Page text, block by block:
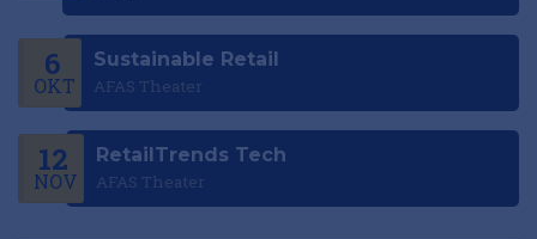
6
OKT
Sustainable Retail
AFAS Theater
12
NOV
RetailTrends Tech
AFAS Theater